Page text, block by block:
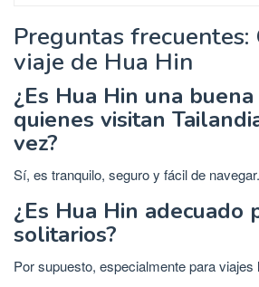
Preguntas frecuentes:
viaje de Hua Hin
¿Es Hua Hin una
quienes visitan
vez?
Sí, es tranquilo, seguro y fácil de navegar.
¿Es Hua Hin adecuado
solitarios?
Por supuesto, especialmente para viajes